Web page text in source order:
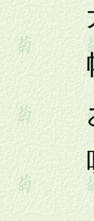
犬が
帽
おま
吠